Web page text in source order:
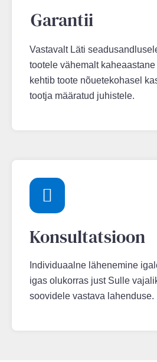
Garantii
Vastavalt Läti
tootele vähemalt
kehtib toote nõuetekohasel
tootja määratud juhistele.
Konsultatsioon
Individuaalne lähenemine
igas olukorras just Sulle
soovidele vastava lahenduse.